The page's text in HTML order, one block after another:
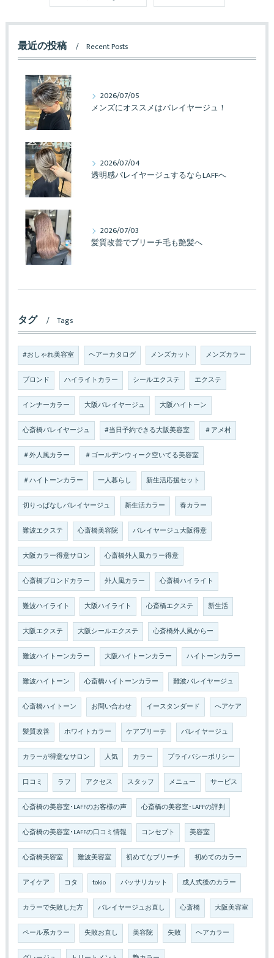
最近の投稿 Recent Posts
2026/07/05
メンズにオススメはバレイヤージュ！
2026/07/04
透明感バレイヤージュするならLAFFへ
2026/07/03
髪質改善でブリーチ毛も艶髪へ
タグ Tags
#おしゃれ美容室 ヘアーカタログ メンズカット メンズカラー
ブロンド ハイライトカラー シールエクステ エクステ
インナーカラー 大阪バレイヤージュ 大阪ハイトーン
心斎橋バレイヤージュ #当日予約できる大阪美容室 ＃アメ村
＃外人風カラー ＃ゴールデンウィーク空いてる美容室
＃ハイトーンカラー 一人暮らし 新生活応援セット
切りっぱなしバレイヤージュ 新生活カラー 春カラー
難波エクステ 心斎橋美容院 バレイヤージュ大阪得意
大阪カラー得意サロン 心斎橋外人風カラー得意
心斎橋ブロンドカラー 外人風カラー 心斎橋ハイライト
難波ハイライト 大阪ハイライト 心斎橋エクステ 新生活
大阪エクステ 大阪シールエクステ 心斎橋外人風からー
難波ハイトーンカラー 大阪ハイトーンカラー ハイトーンカラー
難波ハイトーン 心斎橋ハイトーンカラー 難波バレイヤージュ
心斎橋ハイトーン お問い合わせ イースタンダード ヘアケア
髪質改善 ホワイトカラー ケアブリーチ バレイヤージュ
カラーが得意なサロン 人気 カラー プライバシーポリシー
口コミ ラフ アクセス スタッフ メニュー サービス
心斎橋の美容室･LAFFのお客様の声 心斎橋の美容室･LAFFの評判
心斎橋の美容室･LAFFの口コミ情報 コンセプト 美容室
心斎橋美容室 難波美容室 初めてなブリーチ 初めてのカラー
アイケア コタ tokio バッサリカット 成人式後のカラー
カラーで失敗した方 バレイヤージュお直し 心斎橋 大阪美容室
ペール系カラー 失敗お直し 美容院 失敗 ヘアカラー